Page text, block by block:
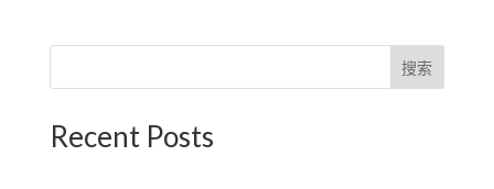
搜索
Recent Posts